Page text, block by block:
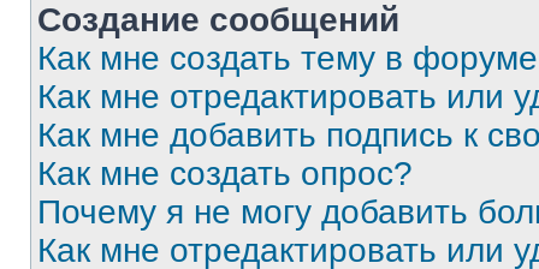
Создание сообщений
Как мне создать тему в
Как мне отредактировать или
Как мне добавить подпись к
Как мне создать опрос?
Почему я не могу добавить
Как мне отредактировать или